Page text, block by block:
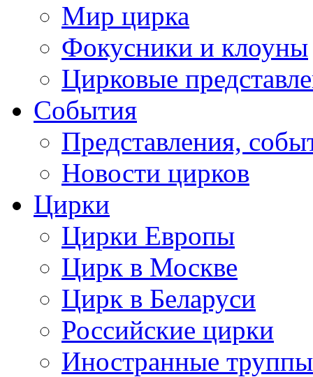
Мир цирка
Фокусники и клоуны
Цирковые
События
Представления,
Новости цирков
Цирки
Цирки Европы
Цирк в Москве
Цирк в Беларуси
Российские цирки
Иностранные труппы